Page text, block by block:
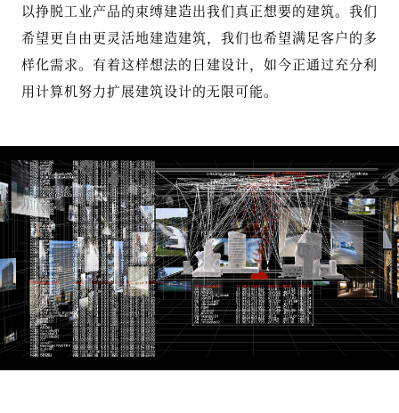
以挣脱工业产品的束缚建造出我们真正想要的建筑。我们
希望更自由更灵活地建造建筑，我们也希望满足客户的多
样化需求。有着这样想法的日建设计，如今正通过充分利
用计算机努力扩展建筑设计的无限可能。